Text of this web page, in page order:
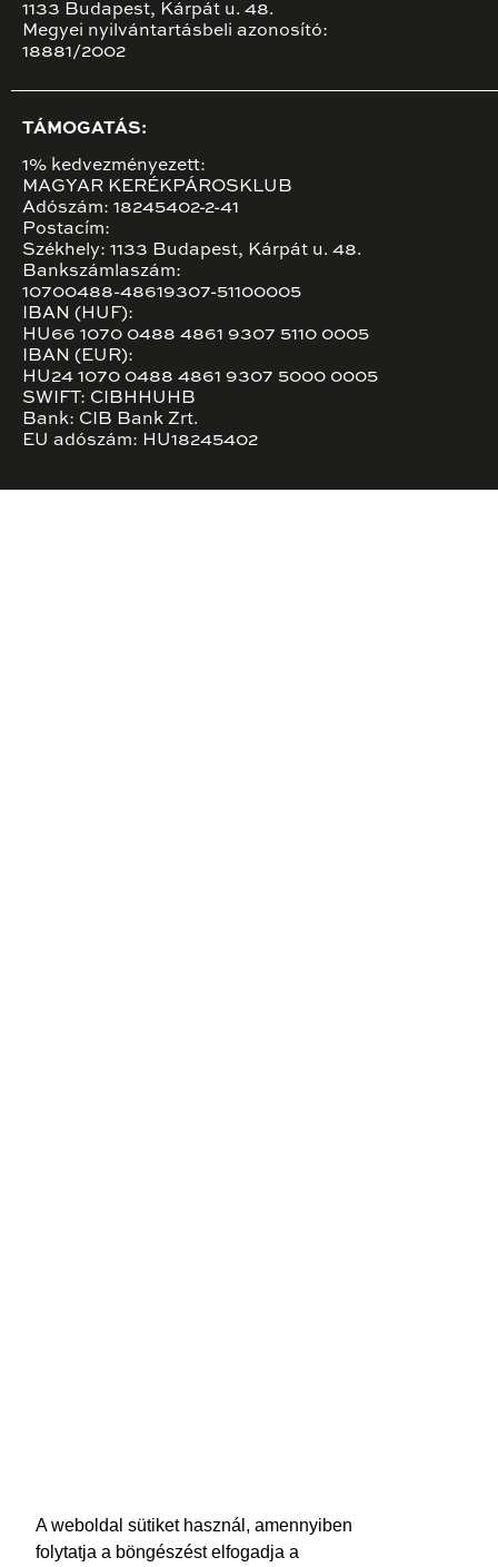
A weboldal sütiket használ, amennyiben
folytatja a böngészést elfogadja a
1133 Budapest, Kárpát u. 48.
Megyei nyilvántartásbeli azonosító:
18881/2002
TÁMOGATÁS:
1% kedvezményezett:
MAGYAR KERÉKPÁROSKLUB
Adószám: 18245402-2-41
Postacím:
Székhely: 1133 Budapest, Kárpát u. 48.
Bankszámlaszám:
10700488-48619307-51100005
IBAN (HUF):
HU66 1070 0488 4861 9307 5110 0005
IBAN (EUR):
HU24 1070 0488 4861 9307 5000 0005
SWIFT: CIBHHUHB
Bank: CIB Bank Zrt.
EU adószám: HU18245402